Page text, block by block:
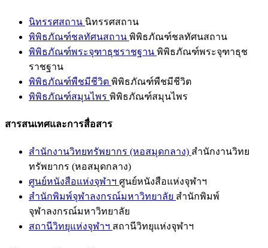
นิทรรศสถาน นิทรรศสถาน
พิพิธภัณฑ์ชลทัศนสถาน พิพิธภัณฑ์ชลทัศนสถาน
พิพิธภัณฑ์พระจุฑาธุชราชฐาน พิพิธภัณฑ์พระจุฑาธุช
ราชฐาน
พิพิธภัณฑ์พืชมีชีวิต พิพิธภัณฑ์พืชมีชีวิต
พิพิธภัณฑ์สมุนไพร พิพิธภัณฑ์สมุนไพร
สารสนเทศและการสื่อสาร
สำนักงานวิทยทรัพยากร (หอสมุดกลาง) สำนักงานวิทย
ทรัพยากร (หอสมุดกลาง)
ศูนย์หนังสือแห่งจุฬาฯ ศูนย์หนังสือแห่งจุฬาฯ
สำนักพิมพ์จุฬาลงกรณ์มหาวิทยาลัย สำนักพิมพ์
จุฬาลงกรณ์มหาวิทยาลัย
สถานีวิทยุแห่งจุฬาฯ สถานีวิทยุแห่งจุฬาฯ